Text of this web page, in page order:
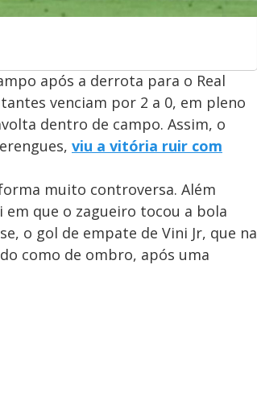
após a derrota para o Real
venciam por 2 a 0, em pleno
dentro de campo. Assim, o
viu a vitória ruir com
muito controversa. Além
que o zagueiro tocou a bola
o gol de empate de Vini Jr, que na
como de ombro, após uma